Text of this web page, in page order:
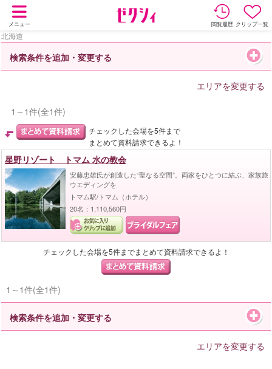
メニュー 閲覧履歴 クリップ一覧
北海道
検索条件を追加・変更する
エリアを変更する
1～1件(全1件)
チェックした会場を5件まで
まとめて資料請求できるよ！
星野リゾート トマム 水の教会
安藤忠雄氏が創造した“聖なる空間”。両家をひとつに結ぶ、家族旅
ウエディングを
トマム駅/トマム（ホテル）
20名：1,110,560円
チェックした会場を5件までまとめて資料請求できるよ！
1～1件(全1件)
検索条件を追加・変更する
エリアを変更する